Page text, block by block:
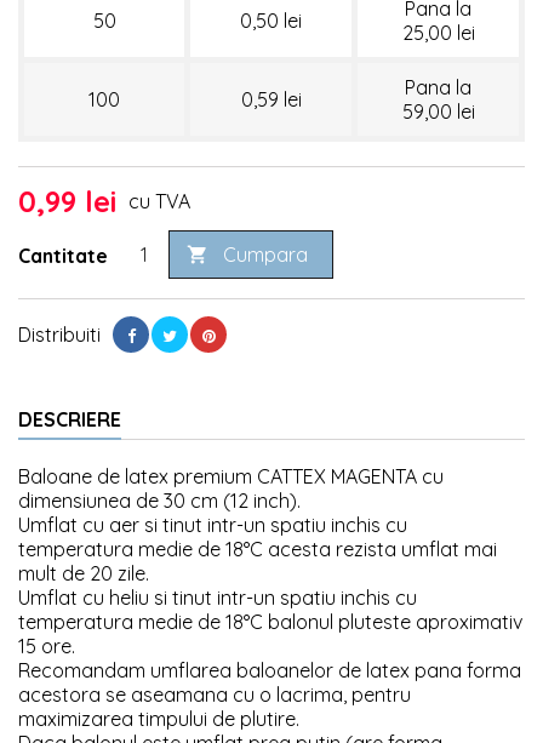
50 0,50 lei
Pana la
25,00 lei
100 0,59 lei
Pana la
59,00 lei
0,99 lei cu TVA
Cantitate  Cumpara
Distribuiti
DESCRIERE
Baloane de latex premium CATTEX MAGENTA cu
dimensiunea de 30 cm (12 inch).
Umflat cu aer si tinut intr-un spatiu inchis cu
temperatura medie de 18°C acesta rezista umflat mai
mult de 20 zile.
Umflat cu heliu si tinut intr-un spatiu inchis cu
temperatura medie de 18°C balonul pluteste aproximativ
15 ore.
Recomandam umflarea baloanelor de latex pana forma
acestora se aseamana cu o lacrima, pentru
maximizarea timpului de plutire.